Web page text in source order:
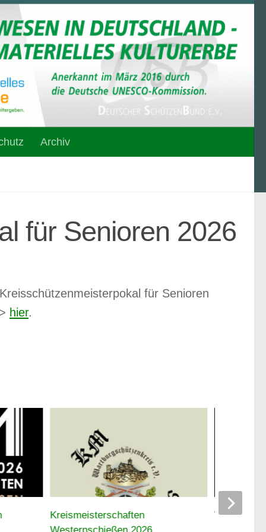
Archiv
für Senioren 2026
für Senioren
hier.
Kreismeisterschaften